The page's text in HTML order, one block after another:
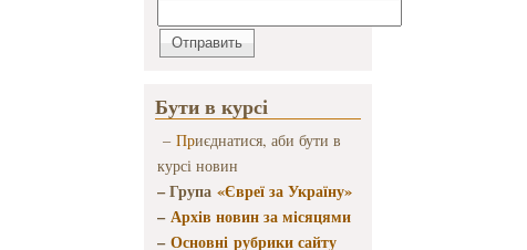
Бути в курсі
– Приєднатися, аби бути в
курсі новин
– Група «Євреї за Україну»
–Архів новин за місяцями
–Основні рубрики сайту